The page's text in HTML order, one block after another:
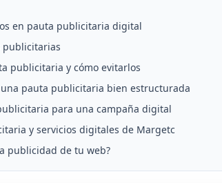
en pauta publicitaria digital
publicitarias
publicitaria y cómo evitarlos
pauta publicitaria bien estructurada
para una campaña digital
y servicios digitales de Margetc
publicidad de tu web?